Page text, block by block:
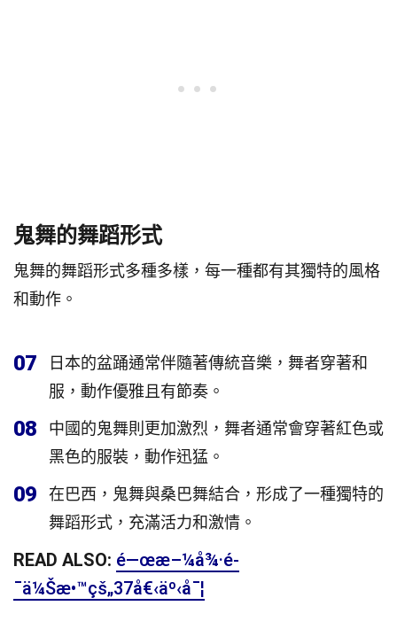
鬼舞的舞蹈形式
鬼舞的舞蹈形式多種多樣，每一種都有其獨特的風格
和動作。
07
日本的盆踊通常伴隨著傳統音樂，舞者穿著和
服，動作優雅且有節奏。
08
中國的鬼舞則更加激烈，舞者通常會穿著紅色或
黑色的服裝，動作迅猛。
09
在巴西，鬼舞與桑巴舞結合，形成了一種獨特的
舞蹈形式，充滿活力和激情。
READ ALSO: é—œæ–¼å¾·é­
¯ä¼Šæ•™çš„37å€‹äº‹å¯¦